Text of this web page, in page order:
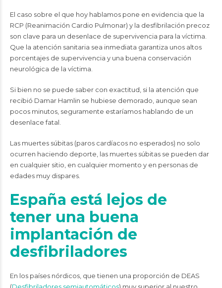
El caso sobre el que hoy hablamos pone en evidencia que la
RCP (Reanimación Cardio Pulmonar) y la desfibrilación precoz
son clave para un desenlace de supervivencia para la víctima.
Que la atención sanitaria sea inmediata garantiza unos altos
porcentajes de supervivencia y una buena conservación
neurológica de la víctima.
Si bien no se puede saber con exactitud, si la atención que
recibió Damar Hamlin se hubiese demorado, aunque sean
pocos minutos, seguramente estaríamos hablando de un
desenlace fatal.
Las muertes súbitas (paros cardíacos no esperados) no solo
ocurren haciendo deporte, las muertes súbitas se pueden dar
en cualquier sitio, en cualquier momento y en personas de
edades muy dispares.
España está lejos de
tener una buena
implantación de
desfibriladores
En los países nórdicos, que tienen una proporción de DEAS